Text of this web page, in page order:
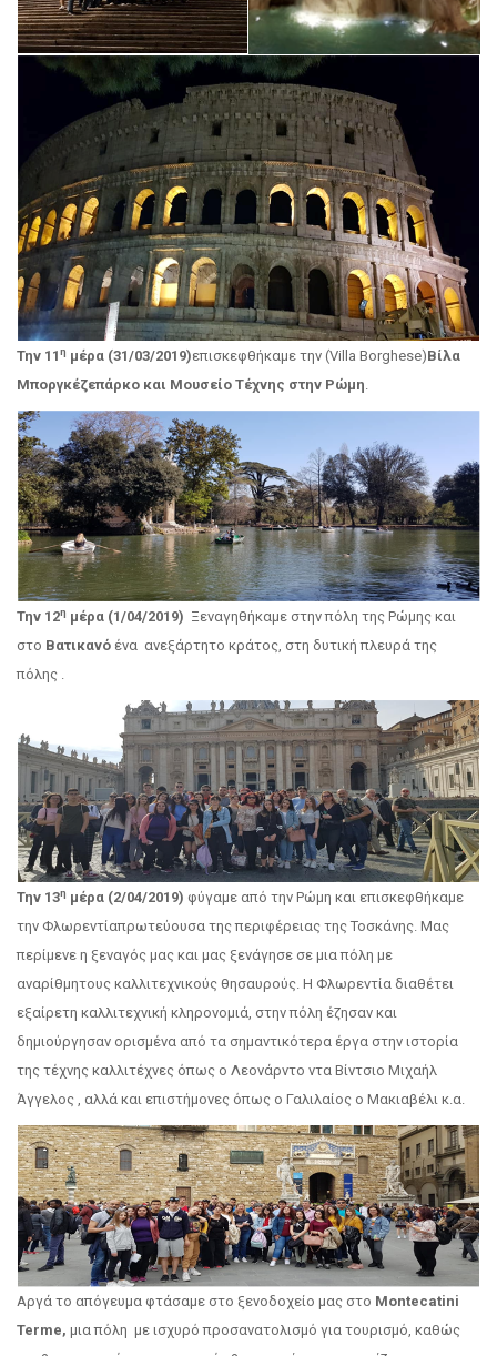
Την 11η μέρα (31/03/2019)επισκεφθήκαμε την (Villa Borghese)Βίλα
Μποργκέζεπάρκο και Μουσείο Τέχνης στην Ρώμη
Την 12η μέρα (1/04/2019) Ξεναγηθήκαμε στην πόλη της Ρώμης και
στο Βατικανό ένα ανεξάρτητο κράτος, στη δυτική πλευρά της
πόλης .
Την 13η μέρα (2/04/2019) φύγαμε από την Ρώμη και επισκεφθήκαμε
την Φλωρεντίαπρωτεύουσα της περιφέρειας της Τοσκάνης. Μας
περίμενε η ξεναγός μας και μας ξενάγησε σε μια πόλη με
αναρίθμητους καλλιτεχνικούς θησαυρούς. Η Φλωρεντία διαθέτει
εξαίρετη καλλιτεχνική κληρονομιά, στην πόλη έζησαν και
δημιούργησαν ορισμένα από τα σημαντικότερα έργα στην ιστορία
της τέχνης καλλιτέχνες όπως ο Λεονάρντο ντα Βίντσιο Μιχαήλ
Άγγελος , αλλά και επιστήμονες όπως ο Γαλιλαίος ο Μακιαβέλι κ.α.
Αργά το απόγευμα φτάσαμε στο ξενοδοχείο μας στο Montecatini
Terme, μια πόλη με ισχυρό προσανατολισμό για τουρισμό, καθώς